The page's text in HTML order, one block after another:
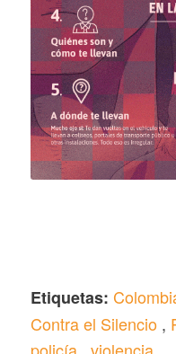
Etiquetas:
Contra el Silencio,